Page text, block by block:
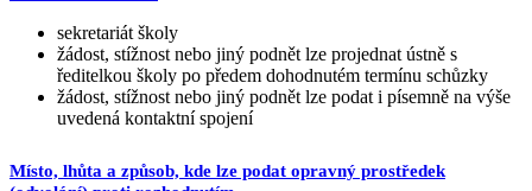
sekretariát školy
žádost, stížnost nebo jiný podnět lze projednat ústně s
ředitelkou školy po předem dohodnutém termínu schůzky
žádost, stížnost nebo jiný podnět lze podat i písemně na výše
uvedená kontaktní spojení
Místo, lhůta a způsob, kde lze podat opravný prostředek